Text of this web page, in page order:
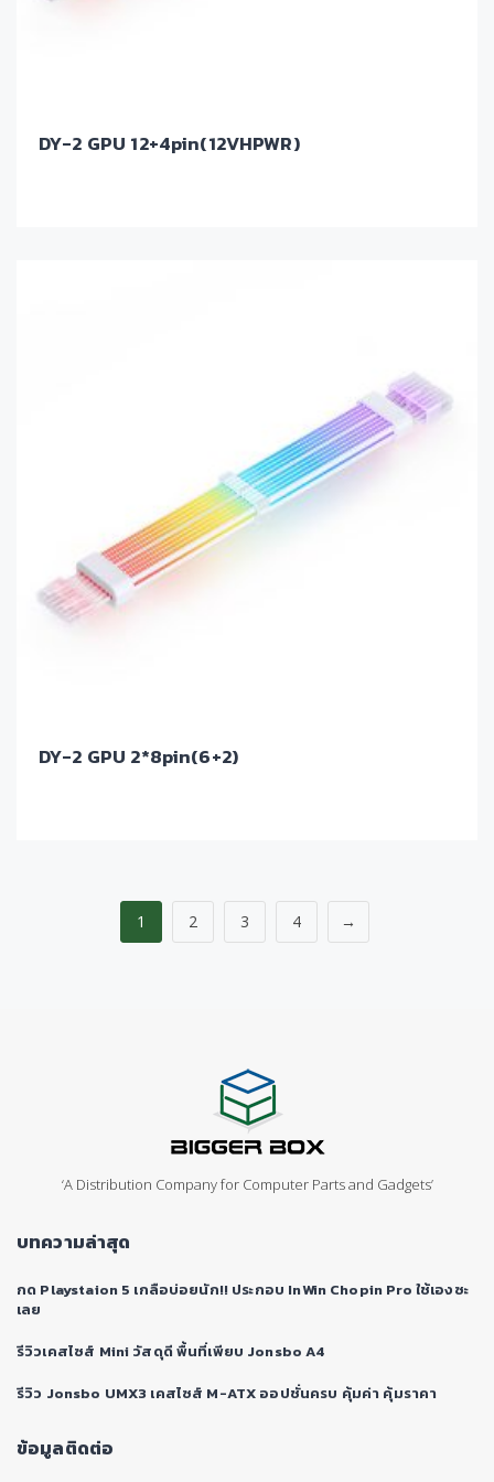
DY-2 GPU 12+4pin(12VHPWR)
DY-2 GPU 2*8pin(6+2)
1 2 3 4 →
‘A Distribution Company for Computer Parts and Gadgets’
บทความล่าสุด
กด Playstaion 5 เกลือบ่อยนัก!! ประกอบ InWin Chopin Pro ใช้เองซะ
เลย
รีวิวเคสไซส์ Mini วัสดุดี พื้นที่เพียบ Jonsbo A4
รีวิว Jonsbo UMX3 เคสไซส์ M-ATX ออปชั่นครบ คุ้มค่า คุ้มราคา
ข้อมูลติดต่อ